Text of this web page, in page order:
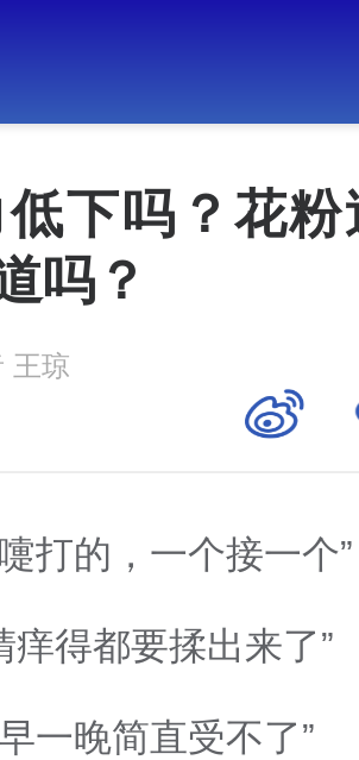
下吗？花粉
吗？
王琼
打的，一个接一个”
痒得都要揉出来了”
一晚简直受不了”